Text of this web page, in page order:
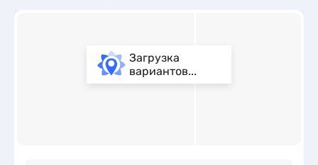
Загрузка
вариантов...